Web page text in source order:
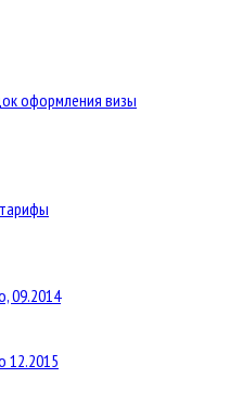
оформления визы
09.2014
12.2015